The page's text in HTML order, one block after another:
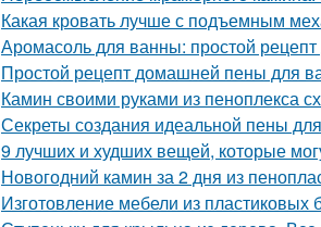
Какая кровать лучше с подъемным
Аромасоль для ванны: простой
Простой рецепт домашней пены для
Камин своими руками из пеноплекса
Секреты создания идеальной пены
9 лучших и худших вещей, которые
Новогодний камин за 2 дня из
Изготовление мебели из пластиковых